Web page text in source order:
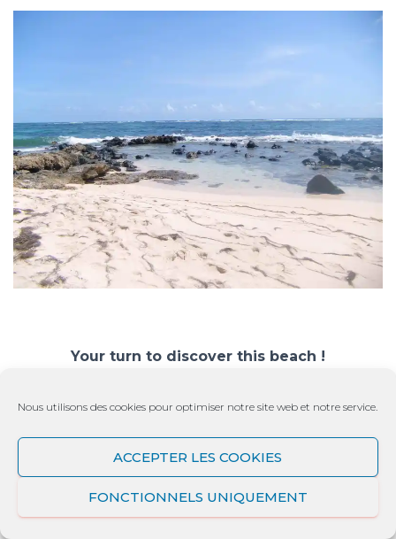
Nous utilisons des cookies pour optimiser notre site web et notre service.
ACCEPTER LES COOKIES
FONCTIONNELS UNIQUEMENT
Your turn to discover this beach !
,Tips:
Ø Ø Circulationin Martinique:During the
weeks you will encounter many traffic jams
from 7 a.m. to 9. 30 a.m. in the industrial and